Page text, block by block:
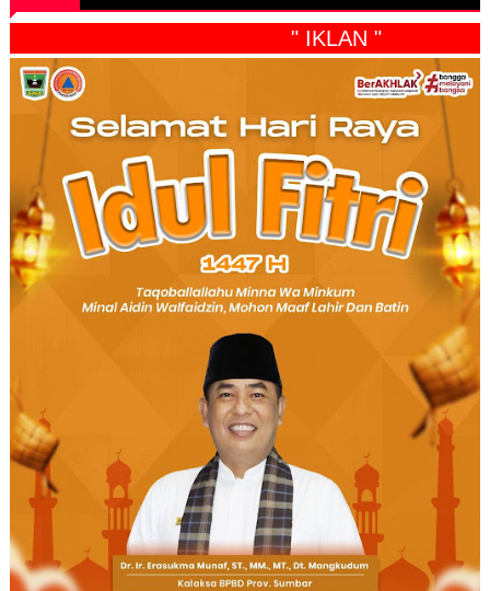
" IKLAN "